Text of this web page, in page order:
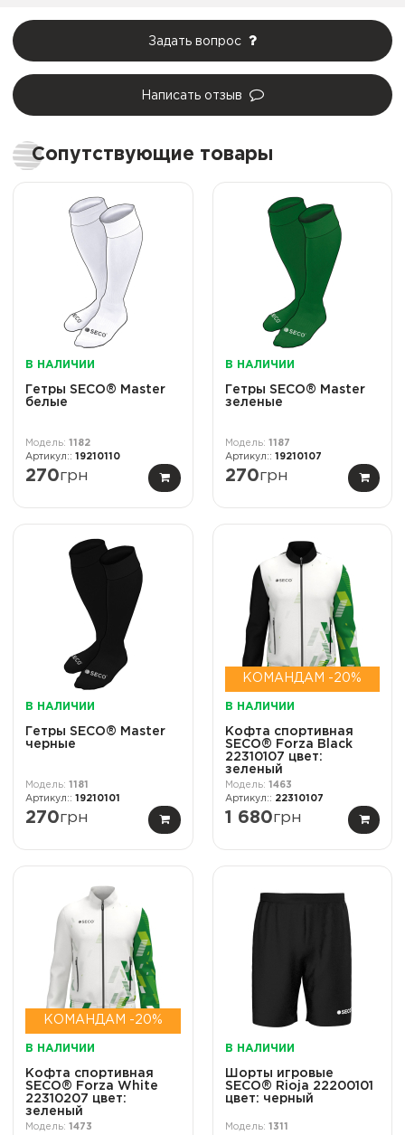
Задать вопрос
Написать отзыв
Сопутствующие товары
В НАЛИЧИИ
Гетры SECO® Master
белые
1182
19210110
270грн
В НАЛИЧИИ
Гетры SECO® Master
зеленые
1187
19210107
270грн
В НАЛИЧИИ
Гетры SECO® Master
черные
1181
19210101
270грн
КОМАНДАМ -20%
В НАЛИЧИИ
Кофта спортивная
SECO® Forza Black
22310107 цвет:
зеленый
1463
22310107
1 680грн
КОМАНДАМ -20%
В НАЛИЧИИ
Кофта спортивная
SECO® Forza White
22310207 цвет:
зеленый
1473
В НАЛИЧИИ
Шорты игровые
SECO® Rioja 22200101
цвет: черный
1311